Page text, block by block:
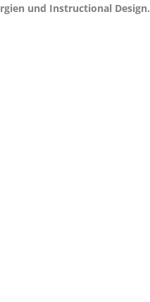
und Instructional Design.